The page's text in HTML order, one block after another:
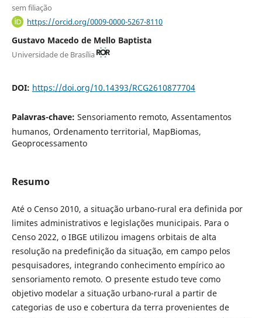
sem filiação
https://orcid.org/0009-0000-5267-8110
Gustavo Macedo de Mello Baptista
Universidade de Brasília
DOI: https://doi.org/10.14393/RCG2610877704
Palavras-chave: Sensoriamento remoto, Assentamentos
humanos, Ordenamento territorial, MapBiomas,
Geoprocessamento
Resumo
Até o Censo 2010, a situação urbano-rural era definida por
limites administrativos e legislações municipais. Para o
Censo 2022, o IBGE utilizou imagens orbitais de alta
resolução na predefinição da situação, em campo pelos
pesquisadores, integrando conhecimento empírico ao
sensoriamento remoto. O presente estudo teve como
objetivo modelar a situação urbano-rural a partir de
categorias de uso e cobertura da terra provenientes de